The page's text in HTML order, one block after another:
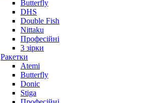
Butterfly
DHS
Double Fish
Nittaku
Професійні
3 зірки
Ракетки
Atemi
Butterfly
Donic
Stiga